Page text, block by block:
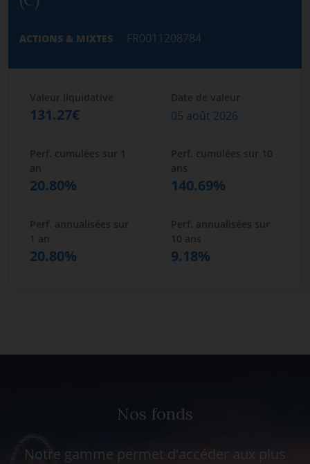
ACTIONS & MIXTES FR0011208784
Valeur liquidative Date de valeur
131.27€ 05 août 2026
Perf. cumulées sur 1
an
Perf. cumulées sur 10
ans
20.80% 140.69%
Perf. annualisées sur
1 an
Perf. annualisées sur
10 ans
20.80% 9.18%
Nos fonds
Notre gamme permet d'accéder aux plus